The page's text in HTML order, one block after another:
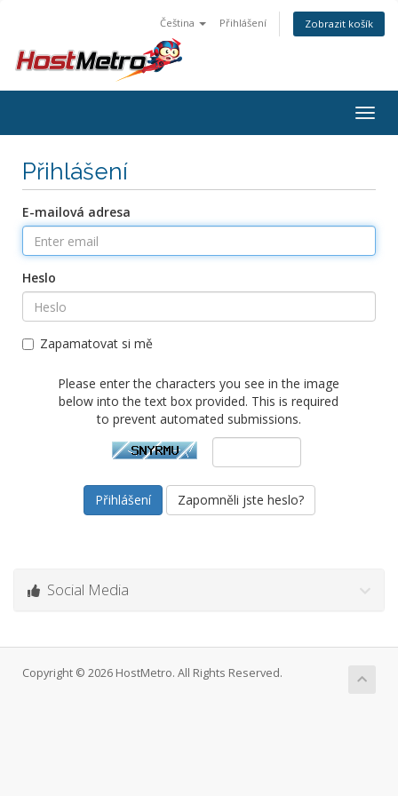
Čeština Přihlášení Zobrazit košík
Přihlášení
E-mailová adresa
Heslo
Zapamatovat si mě
Please enter the characters you see in the image
below into the text box provided. This is required
to prevent automated submissions.
Zapomněli jste heslo?
Social Media
Copyright © 2026 HostMetro. All Rights Reserved.